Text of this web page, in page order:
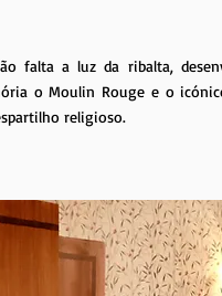
falta a luz da ribalta,
o Moulin Rouge e o
religioso.